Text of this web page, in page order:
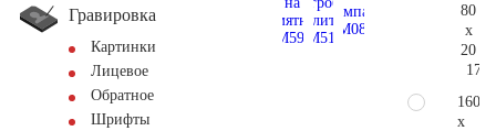
Гравировка
Картинки
Лицевое
Обратное
Шрифты
80
x
20
160
x